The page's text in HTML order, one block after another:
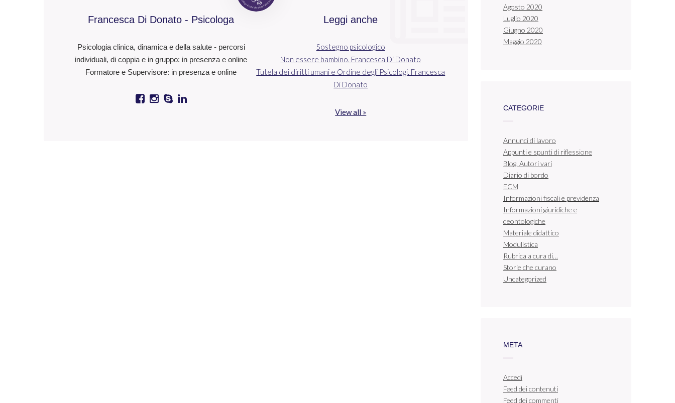
Francesca Di Donato - Psicologa
Psicologia clinica, dinamica e della salute - percorsi
individuali, di coppia e in gruppo: in presenza e online
Formatore e Supervisore: in presenza e online
Leggi anche
Sostegno psicologico
Non essere bambino. Francesca Di Donato
Tutela dei diritti umani e Ordine degli Psicologi. Francesca
Di Donato
View all »
Agosto 2020
Luglio 2020
Giugno 2020
Maggio 2020
CATEGORIE
Annunci di lavoro
Appunti e spunti di riflessione
Blog. Autori vari
Diario di bordo
ECM
Informazioni fiscali e previdenza
Informazioni giuridiche e
deontologiche
Materiale didattico
Modulistica
Rubrica a cura di…
Storie che curano
Uncategorized
META
Accedi
Feed dei contenuti
Feed dei commenti